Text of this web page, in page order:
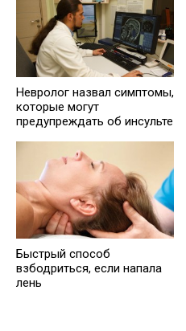
Невролог назвал симптомы,
которые могут
предупреждать об инсульте
Быстрый способ
взбодриться, если напала
лень